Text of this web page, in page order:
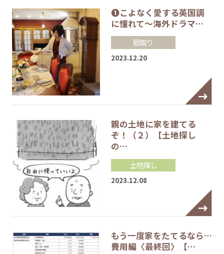
❶こよなく愛する英国調
に憧れて～海外ドラマ…
間取り
2023.12.20
親の土地に家を建てる
ぞ！（２）【土地探し
の…
土地探し
2023.12.08
もう一度家をたてるなら…
費用編〈最終回〉【…